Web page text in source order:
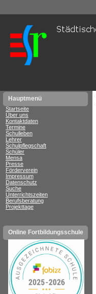
Hauptmenü
Startseite
Über uns
Kontaktdaten
Termine
Schulleben
Lehrer
Schulpflegschaft
Schüler
Mensa
Presse
Förderverein
Impressum
Datenschutz
Suche
Unterrichtszeiten
Berufsberatung
Projekttage
Online Fortbildungsschule